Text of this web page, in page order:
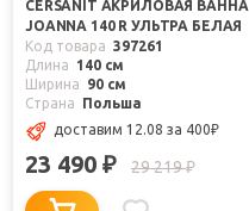
CERSANIT АКРИЛОВАЯ ВАННА
JOANNA 140 R УЛЬТРА БЕЛАЯ
Код товара 397261
Длина
140 см
Ширина
90 см
Страна
Польша
доставим 12.08 за 400₽
23 490 ₽ 29 219₽